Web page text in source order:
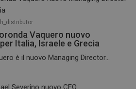
Vaquero nuovo
Italia, Israele e Grecia
è il nuovo Managing Director...